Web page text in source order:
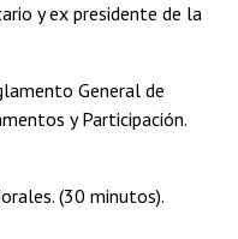
y ex presidente de la
General de
y Participación.
(30 minutos).